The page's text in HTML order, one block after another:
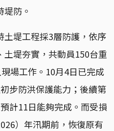
防。
土堤工程採3層防護，依序
堤夯實，共動員150台重
場工作。10月4日已完成
步防洪保護能力；後續第
計11日能夠完成。而受損
）年汛期前，恢復原有